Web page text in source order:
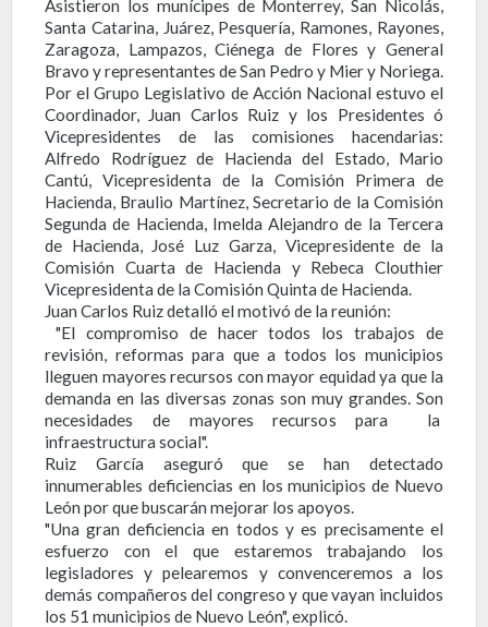
Asistieron los munícipes de Monterrey, San Nicolás,
Santa Catarina, Juárez, Pesquería, Ramones, Rayones,
Zaragoza, Lampazos, Ciénega de Flores y General
Bravo y representantes de San Pedro y Mier y Noriega.
Por el Grupo Legislativo de Acción Nacional estuvo el
Coordinador, Juan Carlos Ruiz y los Presidentes ó
Vicepresidentes de las comisiones hacendarias:
Alfredo Rodríguez de Hacienda del Estado, Mario
Cantú, Vicepresidenta de la Comisión Primera de
Hacienda, Braulio Martínez, Secretario de la Comisión
Segunda de Hacienda, Imelda Alejandro de la Tercera
de Hacienda, José Luz Garza, Vicepresidente de la
Comisión Cuarta de Hacienda y Rebeca Clouthier
Vicepresidenta de la Comisión Quinta de Hacienda.
Juan Carlos Ruiz detalló el motivó de la reunión:
"El compromiso de hacer todos los trabajos de
revisión, reformas para que a todos los municipios
lleguen mayores recursos con mayor equidad ya que la
demanda en las diversas zonas son muy grandes. Son
necesidades de mayores recursos para la
infraestructura social".
Ruiz García aseguró que se han detectado
innumerables deficiencias en los municipios de Nuevo
León por que buscarán mejorar los apoyos.
"Una gran deficiencia en todos y es precisamente el
esfuerzo con el que estaremos trabajando los
legisladores y pelearemos y convenceremos a los
demás compañeros del congreso y que vayan incluidos
los 51 municipios de Nuevo León", explicó.